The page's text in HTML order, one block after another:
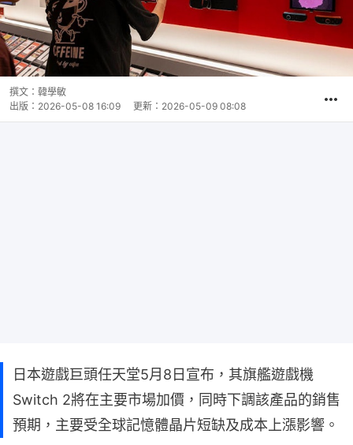
撰文： 韓學敏
出版： 2026-05-08 16:09 更新： 2026-05-09 08:08
日本遊戲巨頭任天堂5月8日宣布，其旗艦遊戲機
Switch 2將在主要市場加價，同時下調該產品的銷售
預期，主要受全球記憶體晶片短缺及成本上漲影響。